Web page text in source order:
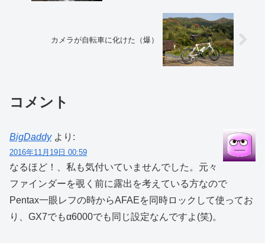
カメラが自転車に化けた（爆）
コメント
BigDaddy より:
2016年11月19日 00:59
なるほど！、私も気付いていませんでした。元々
ファインダーを覗く前に露出を考えている方なので
Pentax一眼レフの時からAFAEを同時ロックして使ってお
り、GX7でもα6000でも同じ設定なんですよ(笑)。